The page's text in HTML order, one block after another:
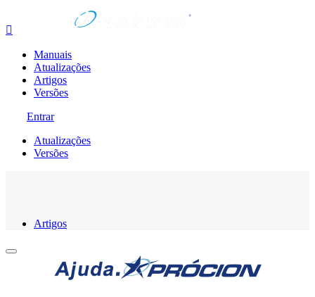

Manuais
Atualizações
Artigos
Versões
Entrar
Atualizações
Versões
Artigos